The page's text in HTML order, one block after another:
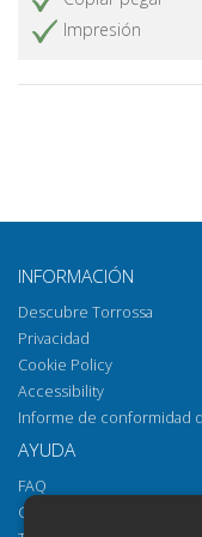
Impresión
INFORMACIÓN
Descubre Torrossa
Privacidad
Cookie Policy
Accessibility
Informe de conformidad
AYUDA
FAQ
Cómo abrir los archivos